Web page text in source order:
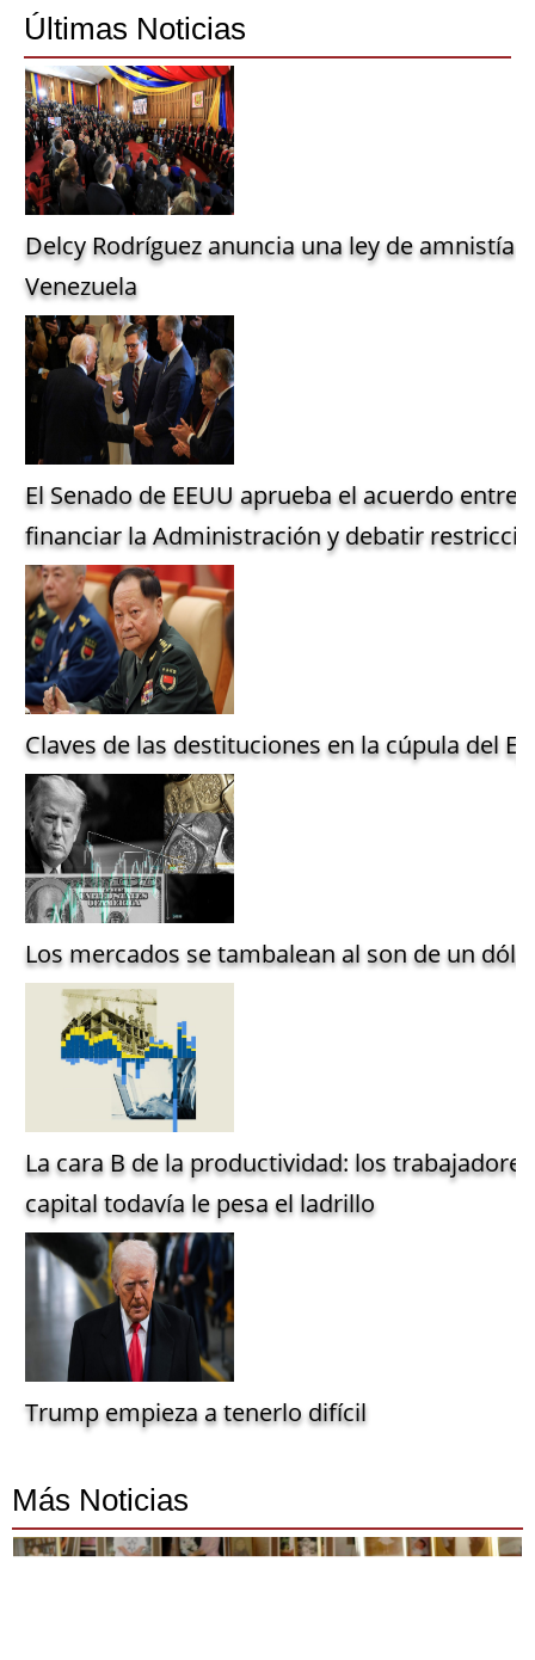
Últimas Noticias
Delcy Rodríguez anuncia una ley de amnistía
Venezuela
El Senado de EEUU aprueba el acuerdo entre
financiar la Administración y debatir
Claves de las destituciones en la cúpula del
Los mercados se tambalean al son de un
La cara B de la productividad: los
capital todavía le pesa el ladrillo
Trump empieza a tenerlo difícil
Más Noticias